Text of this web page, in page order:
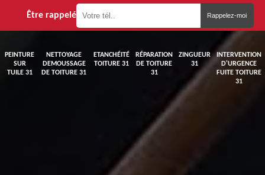
Être rappelé
PEINTURE
SUR
TUILE 31
NETTOYAGE
DEMOUSSAGE
DE TOITURE 31
ETANCHÉITÉ
TOITURE 31
RÉPARATION
DE TOITURE
31
ZINGUEUR
31
INTERVENTION
D'URGENCE
FUITE TOITURE
31